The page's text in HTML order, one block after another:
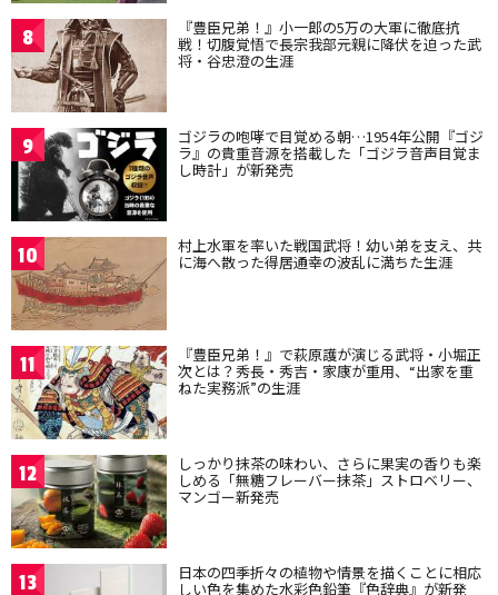
8 『豊臣兄弟！』小一郎の5万の大軍に徹底抗
戦！切腹覚悟で長宗我部元親に降伏を迫った武
将・谷忠澄の生涯
9 ゴジラの咆哮で目覚める朝…1954年公開『ゴジ
ラ』の貴重音源を搭載した「ゴジラ音声目覚ま
し時計」が新発売
10 村上水軍を率いた戦国武将！幼い弟を支え、共
に海へ散った得居通幸の波乱に満ちた生涯
11 『豊臣兄弟！』で萩原護が演じる武将・小堀正
次とは？秀長・秀吉・家康が重用、“出家を重
ねた実務派”の生涯
12 しっかり抹茶の味わい、さらに果実の香りも楽
しめる「無糖フレーバー抹茶」ストロベリー、
マンゴー新発売
13 日本の四季折々の植物や情景を描くことに相応
しい色を集めた水彩色鉛筆『色辞典』が新発